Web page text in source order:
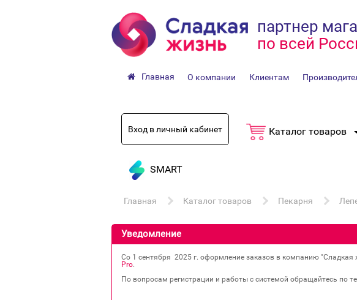
партнер
по всей
Главная О компании Клиентам
Вход в личный кабинет Каталог товаров
SMART
Главная Каталог товаров Пекарня
Уведомление
Со 1 сентября 2025 г. оформление заказов в компанию "Сладкая
Pro.
По вопросам регистрации и работы с системой обращайтесь по